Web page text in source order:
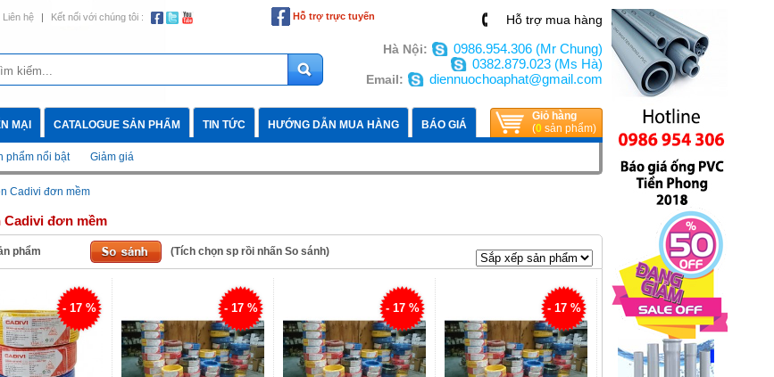
Liên hệ | Kết nối với chúng tôi : Hỗ trợ mua hàng
Hà Nội:
0986.954.306 (Mr Chung)
0382.879.023 (Ms Hà)
Email: diennuochoaphat@gmail.com
Hỗ trợ trực tuyến
MẠI CATALOGUE SẢN PHẨM TIN TỨC HƯỚNG DẪN MUA HÀNG BÁO GIÁ
Giỏ hàng
(0 sản phẩm)
phẩm nổi bật Giảm giá
Cadivi đơn mềm
Cadivi đơn mềm
phẩm (Tích chọn sp rồi nhấn So sánh)
- 17 % - 17 % - 17 % - 17 %